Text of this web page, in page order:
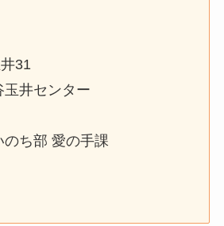
31
玉井センター
のち部 愛の手課